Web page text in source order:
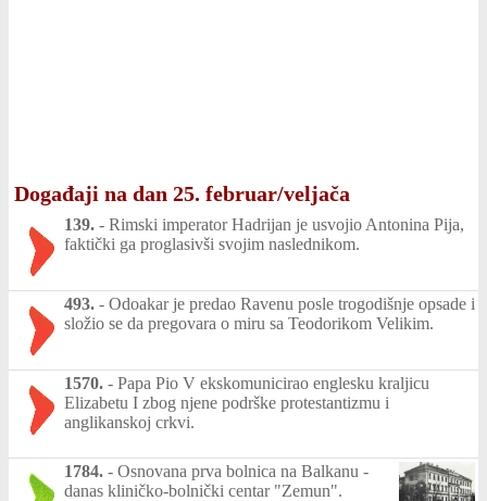
Događaji na dan 25. februar/veljača
139. - Rimski imperator Hadrijan je usvojio Antonina Pija,
faktički ga proglasivši svojim naslednikom.
493. - Odoakar je predao Ravenu posle trogodišnje opsade i
složio se da pregovara o miru sa Teodorikom Velikim.
1570. - Papa Pio V ekskomunicirao englesku kraljicu
Elizabetu I zbog njene podrške protestantizmu i
anglikanskoj crkvi.
1784. - Osnovana prva bolnica na Balkanu -
danas kliničko-bolnički centar "Zemun".